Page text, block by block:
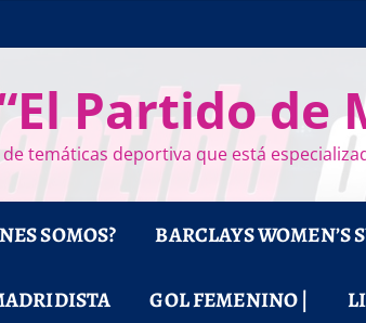
Partido de
de temáticas deportiva que está
SOMOS? BARCLAYS WOMEN’S
GOL FEMENINO |